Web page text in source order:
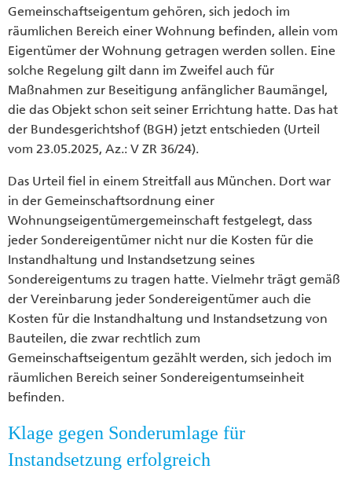
Gemeinschaftseigentum gehören, sich jedoch im
räumlichen Bereich einer Wohnung befinden, allein vom
Eigentümer der Wohnung getragen werden sollen. Eine
solche Regelung gilt dann im Zweifel auch für
Maßnahmen zur Beseitigung anfänglicher Baumängel,
die das Objekt schon seit seiner Errichtung hatte. Das hat
der Bundesgerichtshof (BGH) jetzt entschieden (Urteil
vom 23.05.2025, Az.: V ZR 36/24).
Das Urteil fiel in einem Streitfall aus München. Dort war
in der Gemeinschaftsordnung einer
Wohnungseigentümergemeinschaft festgelegt, dass
jeder Sondereigentümer nicht nur die Kosten für die
Instandhaltung und Instandsetzung seines
Sondereigentums zu tragen hatte. Vielmehr trägt gemäß
der Vereinbarung jeder Sondereigentümer auch die
Kosten für die Instandhaltung und Instandsetzung von
Bauteilen, die zwar rechtlich zum
Gemeinschaftseigentum gezählt werden, sich jedoch im
räumlichen Bereich seiner Sondereigentumseinheit
befinden.
Klage gegen Sonderumlage für
Instandsetzung erfolgreich